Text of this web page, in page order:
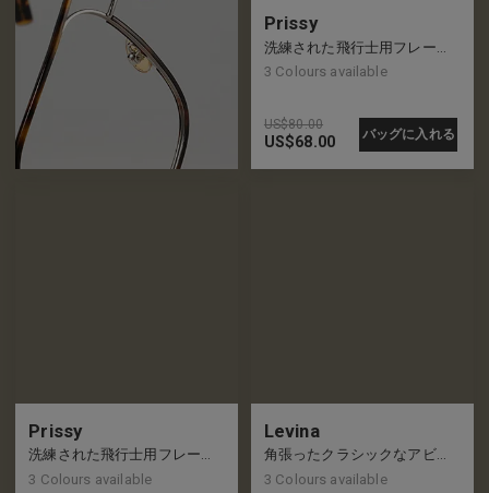
Prissy
3 Colours available
US$80.00
US$68.00 バッグに入れる
Prissy
洗練された飛行士用フレーム、リムには追加のアクセントあり
3 Colours available
Levina
角張ったクラシックなアビエーター フレーム、新しいレトロな外観
3 Colours available